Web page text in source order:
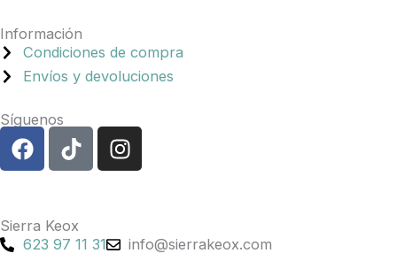
Información
Condiciones de compra
Envíos y devoluciones
Síguenos
F
a
b
o
T
i
o
k
I
n
g
Sierra Keox
623 97 11 31
info@sierrakeox.com